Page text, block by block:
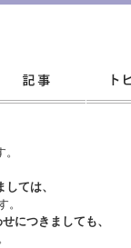
ては、
。
につきましても、